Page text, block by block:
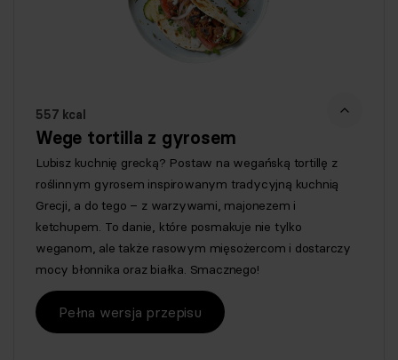
557 kcal
Wege tortilla z gyrosem
Lubisz kuchnię grecką? Postaw na wegańską tortillę z
roślinnym gyrosem inspirowanym tradycyjną kuchnią
Grecji, a do tego – z warzywami, majonezem i
ketchupem. To danie, które posmakuje nie tylko
weganom, ale także rasowym mięsożercom i dostarczy
mocy błonnika oraz białka. Smacznego!
Pełna wersja przepisu